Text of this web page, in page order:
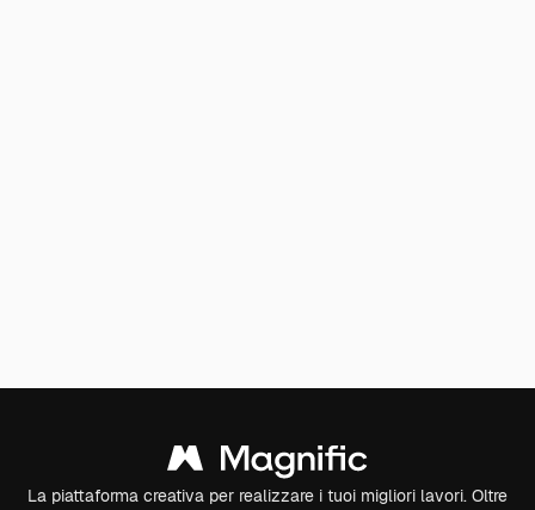
La piattaforma creativa per realizzare i tuoi migliori lavori. Oltre